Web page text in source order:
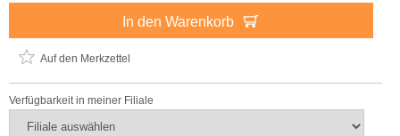
In den Warenkorb
Auf den Merkzettel
Verfügbarkeit in meiner Filiale